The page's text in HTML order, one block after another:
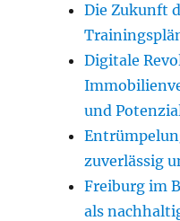
Die Zukunft
Digitale
und
zuverlässig
Freiburg im
als